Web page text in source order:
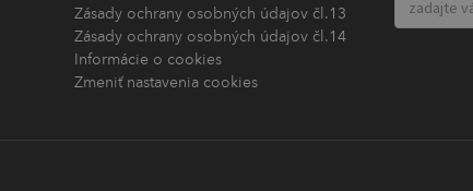
Zásady ochrany osobných údajov čl.13
Zásady ochrany osobných údajov čl.14
Informácie o cookies
Zmeniť nastavenia cookies